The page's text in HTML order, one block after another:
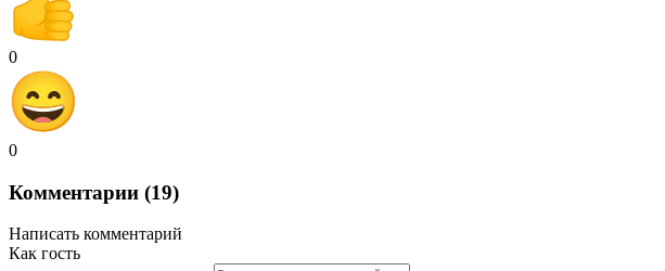
0
0
Комментарии (19)
Написать комментарий
Как гость